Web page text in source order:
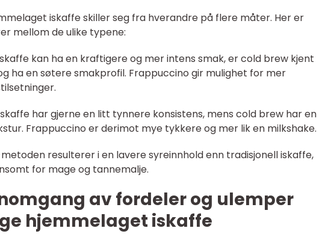
iskaffe skiller seg fra hverandre på flere måter. Her er
mellom de ulike typene:
kan ha en kraftigere og mer intens smak, er cold brew kjent
ha en søtere smakprofil. Frappuccino gir mulighet for mer
har gjerne en litt tynnere konsistens, mens cold brew har en
Frappuccino er derimot mye tykkere og mer lik en milkshake.
resulterer i en lavere syreinnhold enn tradisjonell iskaffe,
for mage og tannemalje.
av fordeler og ulemper
hjemmelaget iskaffe